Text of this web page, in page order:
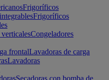
Frigoríficos
Frigoríficos
Congeladores
frontalLavadoras de carga
Lavadoras
Secadoras con bomba de